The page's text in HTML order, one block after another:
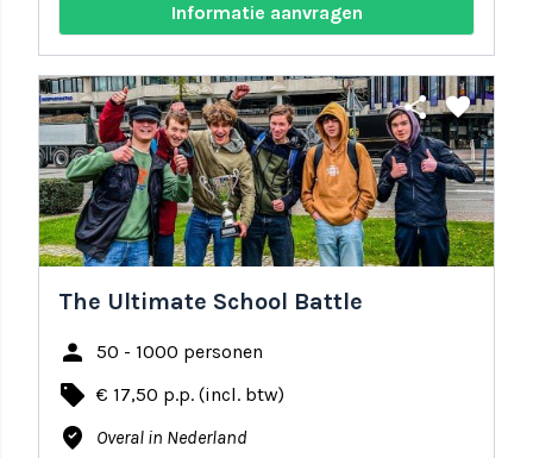
Informatie aanvragen
share favorite
The Ultimate School Battle
person 50 - 1000 personen
local_offer € 17,50 p.p. (incl. btw)
where_to_vote Overal in Nederland